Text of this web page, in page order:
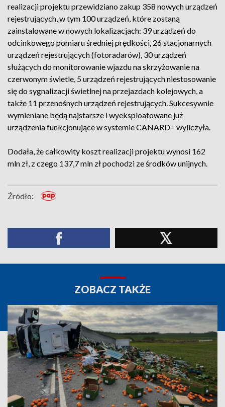
realizacji projektu przewidziano zakup 358 nowych urządzeń
rejestrujących, w tym 100 urządzeń, które zostaną
zainstalowane w nowych lokalizacjach: 39 urządzeń do
odcinkowego pomiaru średniej prędkości, 26 stacjonarnych
urządzeń rejestrujących (fotoradarów), 30 urządzeń
służących do monitorowanie wjazdu na skrzyżowanie na
czerwonym świetle, 5 urządzeń rejestrujących niestosowanie
się do sygnalizacji świetlnej na przejazdach kolejowych, a
także 11 przenośnych urządzeń rejestrujących. Sukcesywnie
wymieniane będą najstarsze i wyeksploatowane już
urządzenia funkcjonujące w systemie CANARD - wyliczyła.
Dodała, że całkowity koszt realizacji projektu wynosi 162
mln zł, z czego 137,7 mln zł pochodzi ze środków unijnych.
Źródło:
ZOBACZ TAKŻE